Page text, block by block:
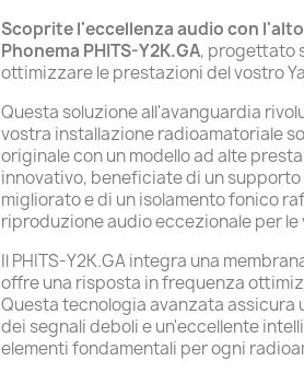
Scoprite l'eccellenza audio con
Phonema PHITS-Y2K.GA, progettato
ottimizzare le prestazioni del vostro
Questa soluzione all'avanguardia
vostra installazione radioamatoriale
originale con un modello ad alte
innovativo, beneficiate di un
migliorato e di un isolamento fonico
riproduzione audio eccezionale per
Il PHITS-Y2K.GA integra una
offre una risposta in frequenza
Questa tecnologia avanzata assicura
dei segnali deboli e un'eccellente
elementi fondamentali per ogni